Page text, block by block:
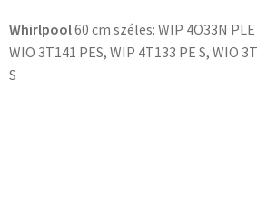
Whirlpool60 cm széles: WIP 4O33N
WIO 3T141 PES, WIP 4T133 PE S, WIO
S